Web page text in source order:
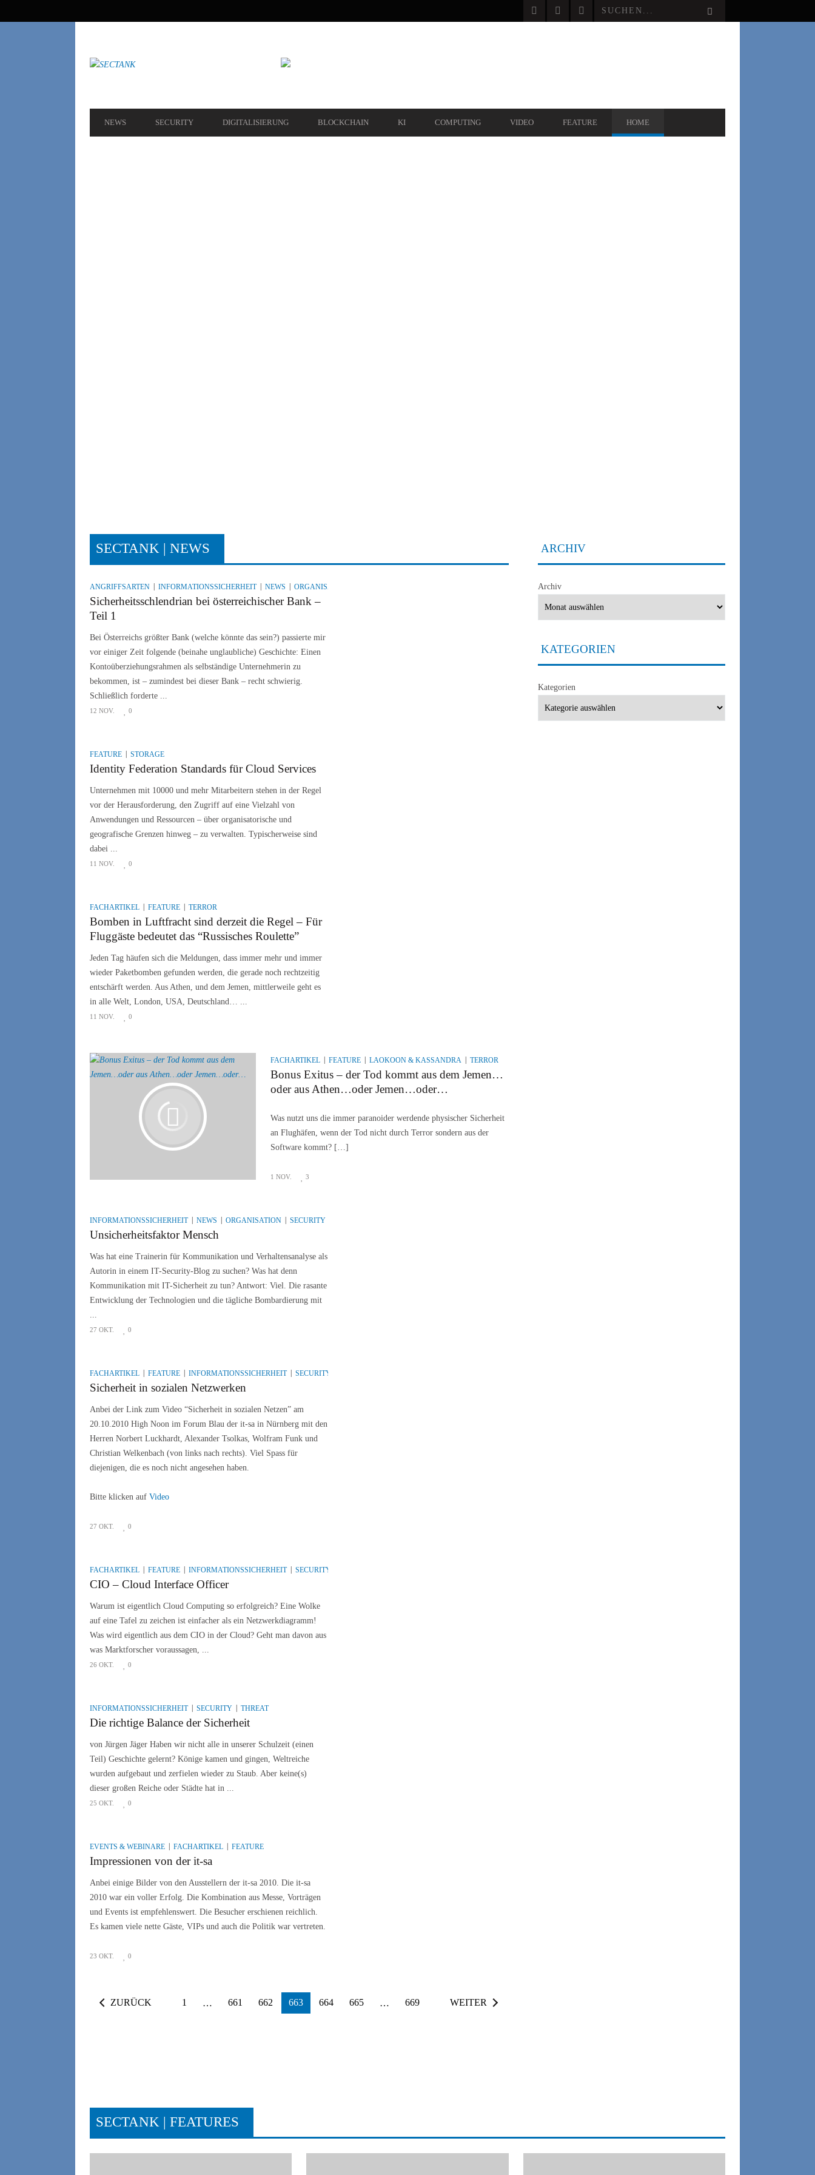
NAVIGATION
NAVIGATION
NEWS SECURITY DIGITALISIERUNG BLOCKCHAIN KI COMPUTING VIDEO FEATURE HOME
SECTANK | NEWS
ANGRIFFSARTEN INFORMATIONSSICHERHEIT NEWS ORGANISATION UNCATEGORIZED WIRTSCHAFTSSPIONAGE
Sicherheitsschlendrian bei österreichischer Bank –
Teil 1
Bei Österreichs größter Bank (welche könnte das sein?) passierte mir
vor einiger Zeit folgende (beinahe unglaubliche) Geschichte: Einen
Kontoüberziehungsrahmen als selbständige Unternehmerin zu
bekommen, ist – zumindest bei dieser Bank – recht schwierig.
Schließlich forderte ...
12 NOV. 0
FEATURE STORAGE
Identity Federation Standards für Cloud Services
Unternehmen mit 10000 und mehr Mitarbeitern stehen in der Regel
vor der Herausforderung, den Zugriff auf eine Vielzahl von
Anwendungen und Ressourcen – über organisatorische und
geografische Grenzen hinweg – zu verwalten. Typischerweise sind
dabei ...
11 NOV. 0
FACHARTIKEL FEATURE TERROR
Bomben in Luftfracht sind derzeit die Regel – Für
Fluggäste bedeutet das “Russisches Roulette”
Jeden Tag häufen sich die Meldungen, dass immer mehr und immer
wieder Paketbomben gefunden werden, die gerade noch rechtzeitig
entschärft werden. Aus Athen, und dem Jemen, mittlerweile geht es
in alle Welt, London, USA, Deutschland… ...
11 NOV. 0
FACHARTIKEL FEATURE LAOKOON & KASSANDRA TERROR
Bonus Exitus – der Tod kommt aus dem Jemen…
oder aus Athen…oder Jemen…oder…
Was nutzt uns die immer paranoider werdende physischer Sicherheit
an Flughäfen, wenn der Tod nicht durch Terror sondern aus der
Software kommt? […]
1 NOV. 3
INFORMATIONSSICHERHEIT NEWS ORGANISATION SECURITY
Unsicherheitsfaktor Mensch
Was hat eine Trainerin für Kommunikation und Verhaltensanalyse als
Autorin in einem IT-Security-Blog zu suchen? Was hat denn
Kommunikation mit IT-Sicherheit zu tun? Antwort: Viel. Die rasante
Entwicklung der Technologien und die tägliche Bombardierung mit
27 OKT. 0
FACHARTIKEL FEATURE INFORMATIONSSICHERHEIT SECURITY
Sicherheit in sozialen Netzwerken
Anbei der Link zum Video “Sicherheit in sozialen Netzen” am
20.10.2010 High Noon im Forum Blau der it-sa in Nürnberg mit den
Herren Norbert Luckhardt, Alexander Tsolkas, Wolfram Funk und
Christian Welkenbach (von links nach rechts). Viel Spass für
diejenigen, die es noch nicht angesehen haben.
Bitte klicken auf Video
27 OKT. 0
FACHARTIKEL FEATURE INFORMATIONSSICHERHEIT SECURITY
CIO – Cloud Interface Officer
Warum ist eigentlich Cloud Computing so erfolgreich? Eine Wolke
auf eine Tafel zu zeichen ist einfacher als ein Netzwerkdiagramm!
Was wird eigentlich aus dem CIO in der Cloud? Geht man davon aus
was Marktforscher voraussagen, ...
26 OKT. 0
INFORMATIONSSICHERHEIT SECURITY THREAT
Die richtige Balance der Sicherheit
von Jürgen Jäger Haben wir nicht alle in unserer Schulzeit (einen
Teil) Geschichte gelernt? Könige kamen und gingen, Weltreiche
wurden aufgebaut und zerfielen wieder zu Staub. Aber keine(s)
dieser großen Reiche oder Städte hat in ...
25 OKT. 0
EVENTS & WEBINARE FACHARTIKEL FEATURE
Impressionen von der it-sa
Anbei einige Bilder von den Ausstellern der it-sa 2010. Die it-sa
2010 war ein voller Erfolg. Die Kombination aus Messe, Vorträgen
und Events ist empfehlenswert. Die Besucher erschienen reichlich.
Es kamen viele nette Gäste, VIPs und auch die Politik war vertreten.
23 OKT. 0
ZURÜCK 1 … 661 662 663 664 665 … 669 WEITER
ARCHIV
Archiv
KATEGORIEN
Kategorien
SECTANK | FEATURES